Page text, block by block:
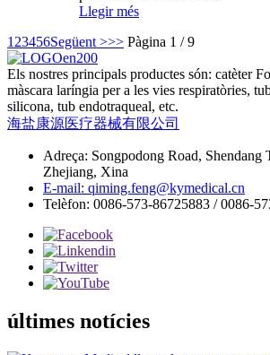
Llegir més
1 23456Següent >>> Pàgina 1 / 9
Els nostres principals productes són: catèter
màscara laríngia per a les vies respiratòries,
silicona, tub endotraqueal, etc.
海盐康源医疗器械有限公司
Adreça: Songpodong Road, Shendang
Zhejiang, Xina
E-mail: qiming.feng@kymedical.cn
Telèfon: 0086-573-86725883 / 0086-
últimes notícies